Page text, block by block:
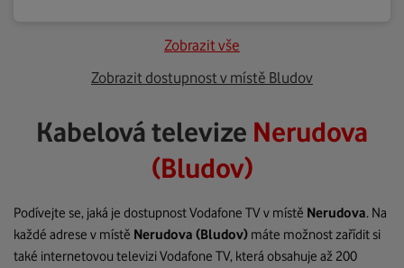
Zobrazit vše
Zobrazit dostupnost v místě Bludov
Kabelová televize Nerudova
(Bludov)
Podívejte se, jaká je dostupnost Vodafone TV v místě Nerudova. Na
každé adrese v místě Nerudova (Bludov) máte možnost zařídit si
také internetovou televizi Vodafone TV, která obsahuje až 200